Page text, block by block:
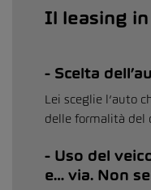
Il leasing
Scelta
Lei sceglie l’auto
delle formalità del
Uso del
e… via. Non